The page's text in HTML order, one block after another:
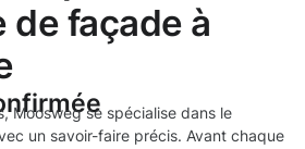
de façade à
Moosweg se spécialise dans le
un savoir-faire précis. Avant chaque